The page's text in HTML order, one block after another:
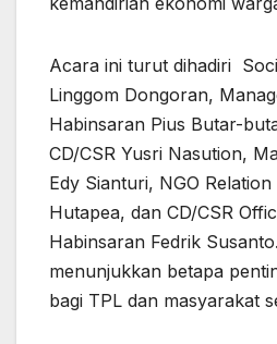
Acara ini turut dihadiri
Linggom Dongoran,
Habinsaran Pius Butar-
CD/CSR Yusri Nasution,
Edy Sianturi, NGO
Hutapea, dan CD/CSR
Habinsaran Fedrik
menunjukkan betapa
bagi TPL dan masyarakat